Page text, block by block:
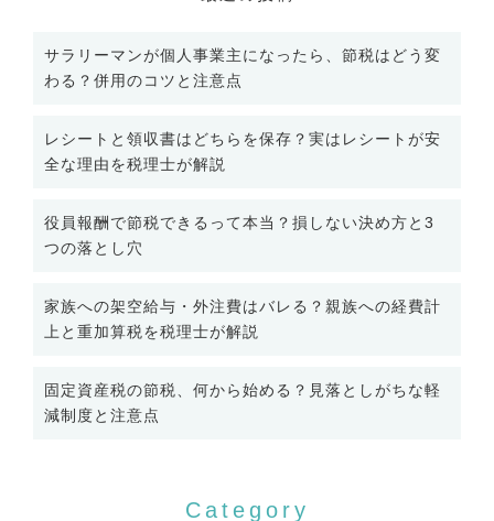
サラリーマンが個人事業主になったら、節税はどう変
わる？併用のコツと注意点
レシートと領収書はどちらを保存？実はレシートが安
全な理由を税理士が解説
役員報酬で節税できるって本当？損しない決め方と3
つの落とし穴
家族への架空給与・外注費はバレる？親族への経費計
上と重加算税を税理士が解説
固定資産税の節税、何から始める？見落としがちな軽
減制度と注意点